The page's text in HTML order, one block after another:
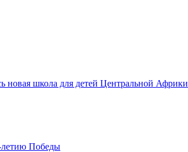
новая школа для детей Центральной Африки
летию Победы